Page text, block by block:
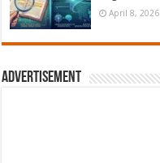
April 8, 2026
Advertisement